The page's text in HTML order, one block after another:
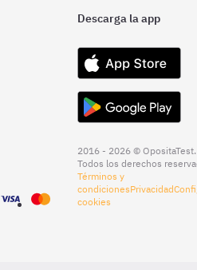
Descarga la app
2016 - 2026 © OpositaTest.
Todos los derechos
Términos y
condicionesPrivacidad
cookies